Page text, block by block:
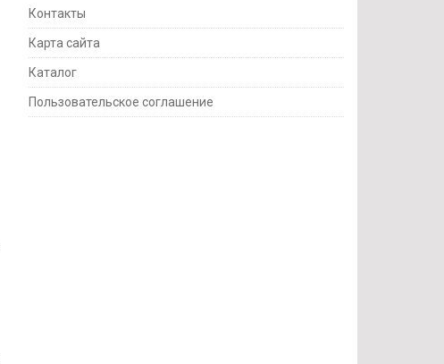
Контакты
Карта сайта
Каталог
Пользовательское соглашение